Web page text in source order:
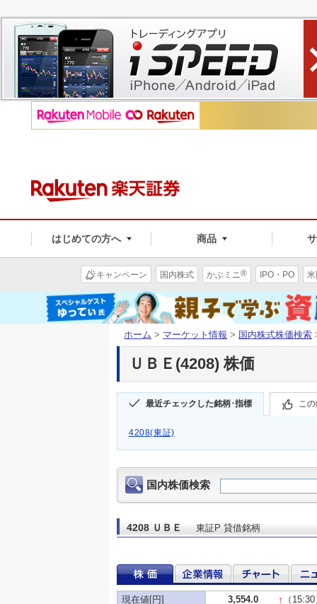
はじめての方へ 商品
キャンペーン 国内株式 かぶミニ® IPO・PO
ホーム > マーケット情報 > 国内株式株価検索
ＵＢＥ(4208) 株価
最近チェックした銘柄･指標 こ
4208(東証)